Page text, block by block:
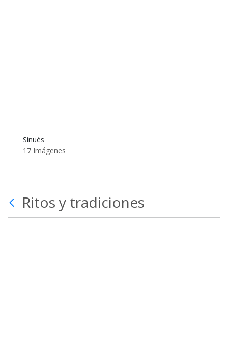
Sinués
17 Imágenes
Ritos y tradiciones